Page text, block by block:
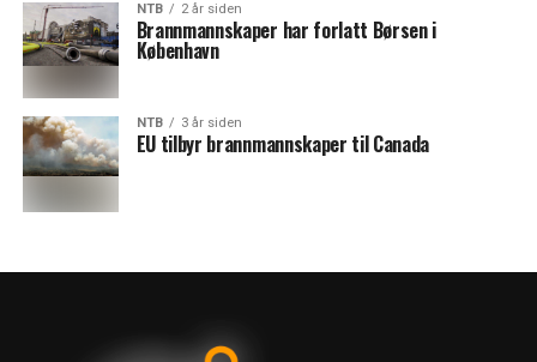
NTB 2 år siden
Brannmannskaper har forlatt Børsen i
København
NTB 3 år siden
EU tilbyr brannmannskaper til Canada